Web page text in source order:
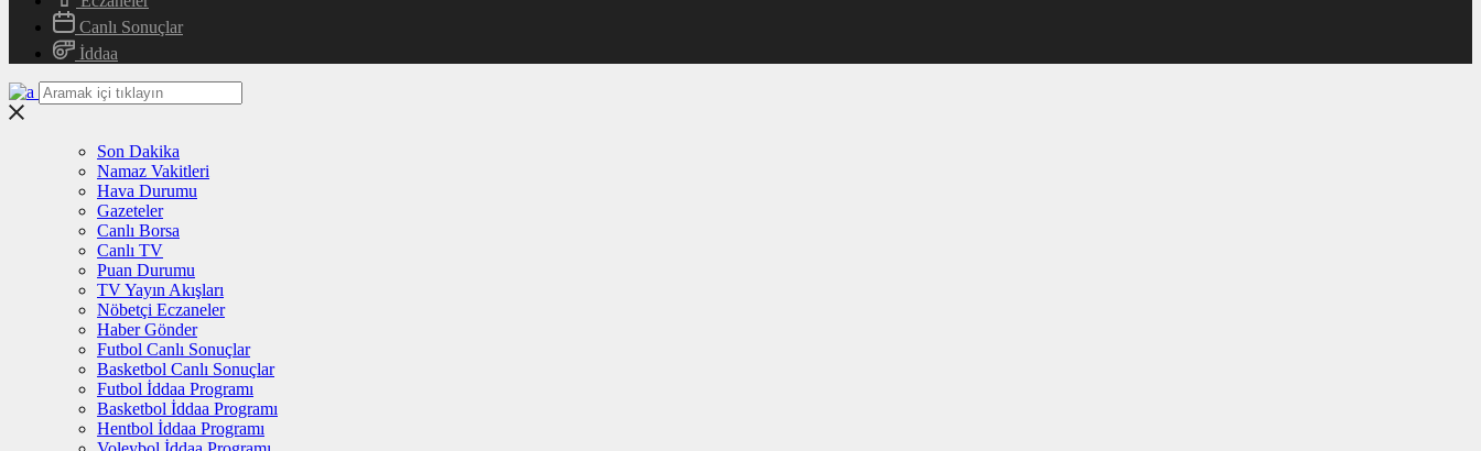
Canlı Sonuçlar
İddaa
Son Dakika
Namaz Vakitleri
Hava Durumu
Gazeteler
Canlı Borsa
Canlı TV
Puan Durumu
TV Yayın Akışları
Nöbetçi Eczaneler
Haber Gönder
Futbol Canlı Sonuçlar
Basketbol Canlı Sonuçlar
Futbol İddaa Programı
Basketbol İddaa Programı
Hentbol İddaa Programı